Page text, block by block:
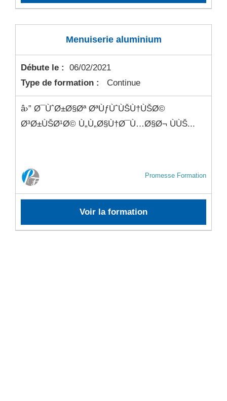
Menuiserie aluminium
Débute le :
06/02/2021
Type de formation :
Continue
â›” Ø¯ÙˆØ±Ø§Øª ØªÙƒÙˆÙŠÙ†ÙŠØ©
Ø³Ø±ÙŠØ¹Ø© Ù„Ù„Ø§Ù†Ø¯Ù…Ø§Ø¬ ÙÙŠ...
Promesse Formation
Voir la formation